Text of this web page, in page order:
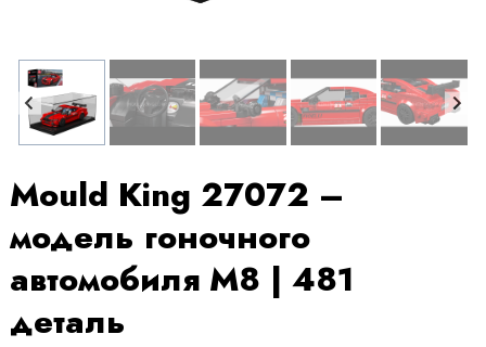
Mould King 27072 –
модель гоночного
автомобиля M8 | 481
деталь